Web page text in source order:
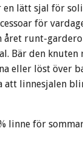
en lätt sjal för
för
runt-
Bär den knuten
eller löst över
att linnesjalen
linne för